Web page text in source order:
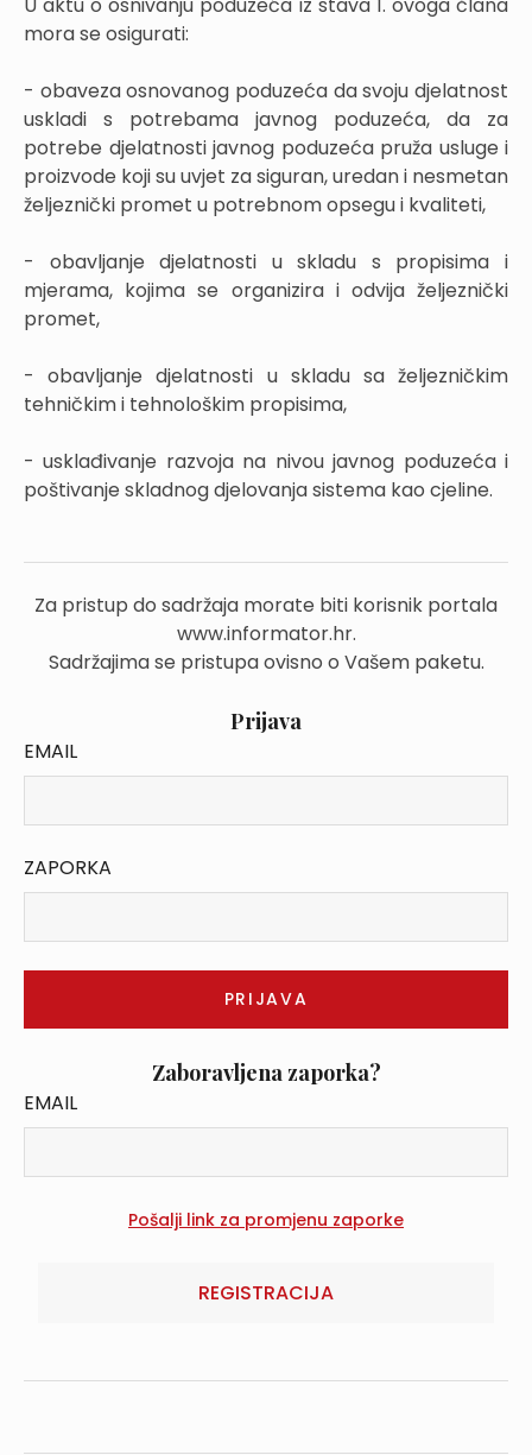
mora se osigurati:
- obaveza osnovanog poduzeća da svoju djelatnost
uskladi s potrebama javnog poduzeća, da za
potrebe djelatnosti javnog poduzeća pruža usluge i
proizvode koji su uvjet za siguran, uredan i nesmetan
željeznički promet u potrebnom opsegu i kvaliteti,
- obavljanje djelatnosti u skladu s propisima i
mjerama, kojima se organizira i odvija željeznički
promet,
- obavljanje djelatnosti u skladu sa željezničkim
tehničkim i tehnološkim propisima,
- usklađivanje razvoja na nivou javnog poduzeća i
poštivanje skladnog djelovanja sistema kao cjeline.
Za pristup do sadržaja morate biti korisnik portala
www.informator.hr.
Sadržajima se pristupa ovisno o Vašem paketu.
Prijava
EMAIL
ZAPORKA
Zaboravljena zaporka?
EMAIL
REGISTRACIJA